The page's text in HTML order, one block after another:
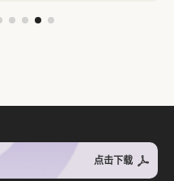
点击下载